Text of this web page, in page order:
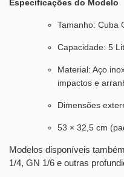
Especificações do Modelo
Tamanho: Cuba
Capacidade: 5
Material: Aço
impactos e
Dimensões
53 × 32,5 cm
Modelos disponíveis
1/4, GN 1/6 e outras